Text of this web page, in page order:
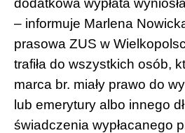
– informuje Marlena
prasowa ZUS w
trafiła do wszystkich osób,
marca br. miały prawo do
lub emerytury albo innego
świadczenia wypłacanego